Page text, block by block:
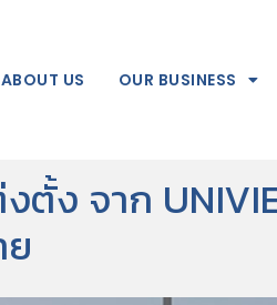
ABOUT US OUR BUSINESS
งตั้ง จาก